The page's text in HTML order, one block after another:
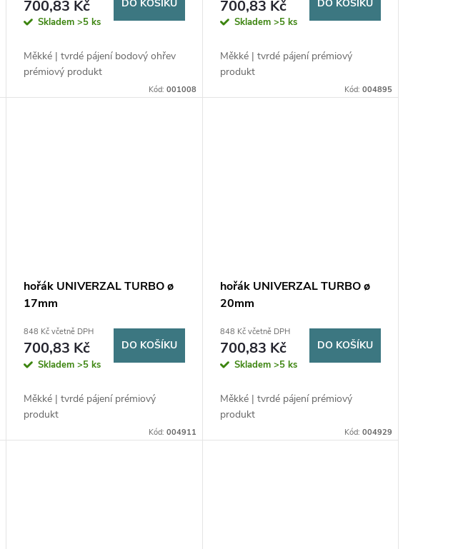
700,83 Kč
Skladem>5 ks
DO KOŠÍKU
Měkké | tvrdé pájení bodový ohřev
prémiový produkt
Kód: 001008
700,83 Kč
Skladem >5 ks
DO KOŠÍKU
Měkké | tvrdé pájení prémiový
produkt
Kód: 004895
hořák UNIVERZAL TURBO ø
17mm
848 Kč včetně DPH
700,83 Kč
Skladem>5 ks
DO KOŠÍKU
Měkké | tvrdé pájení prémiový
produkt
Kód: 004911
hořák UNIVERZAL TURBO ø
20mm
848 Kč včetně DPH
700,83 Kč
Skladem >5 ks
DO KOŠÍKU
Měkké | tvrdé pájení prémiový
produkt
Kód: 004929